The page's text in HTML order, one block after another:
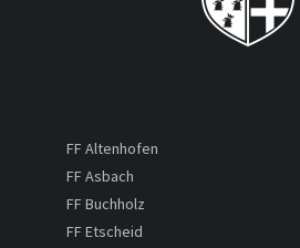
FF Altenhofen
FF Asbach
FF Buchholz
FF Etscheid